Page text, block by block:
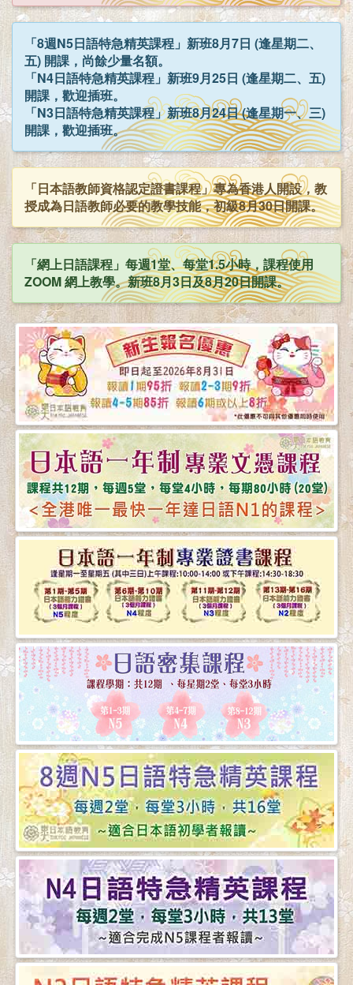
「8週N5日語特急精英課程」新班8月7日 (逢星期二、
五) 開課，尚餘少量名額。
「N4日語特急精英課程」新班9月25日 (逢星期二、五)
開課，歡迎插班。
「N3日語特急精英課程」新班8月24日 (逢星期一、三)
開課，歡迎插班。
「日本語教師資格認定證書課程」專為香港人開設，教
授成為日語教師必要的教學技能，初級8月30日開課。
「網上日語課程」每週1堂、每堂1.5小時，課程使用
ZOOM 網上教學。新班8月3日及8月20日開課。